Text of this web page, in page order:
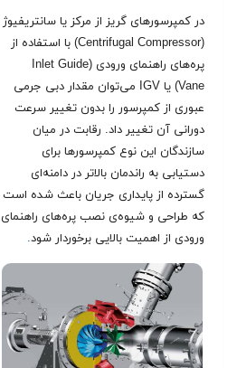
در کمپرسورهای گریز از مرکز یا سانتریفیوژ
(Centrifugal Compressor) با استفاده از
پره‌های راهنمای ورودی (Inlet Guide
Vane) یا IGV می‌توان مقدار دبی جرمی
عبوری از کمپرسور را بدون تغییر سرعت
دورانی آن تغییر داد. رقابت در میان
سازندگان این نوع کمپرسورها برای
دستیابی به راندمان بالاتر در دامنه‌ای
گسترده از پایداری جریان باعث شده است
که طراحی و شیوه‌ی نصب پره‌های راهنمای
ورودی از اهمیت بالایی برخوردار شود.